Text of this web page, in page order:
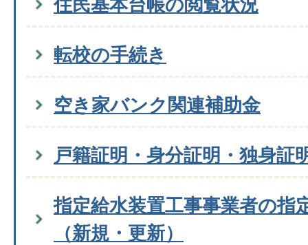
転校の手続き
空き家バンク関連補助金
戸籍証明・身分証明・独身証
指定給水装置工事事業者の指
（新規・更新）